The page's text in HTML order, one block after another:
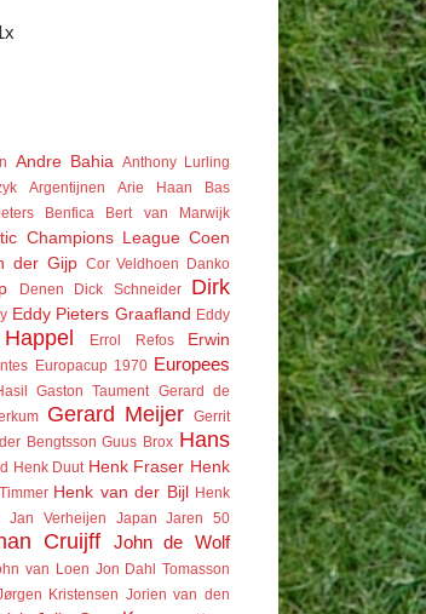
Andre Bahia Anthony Lurling
Argentijnen Arie Haan
Bas
Benfica Bert van Marwijk
Champions League Coen
der Gijp Cor Veldhoen Danko
Denen Dick Schneider
Dirk
Eddy Pieters Graafland Eddy
Errol Refos
Erwin
Europacup 1970 Europees
Gaston Taument Gerard de
Gerard Meijer Gerrit
Bengtsson Guus Brox Hans
Henk Duut Henk Fraser Henk
Henk van der Bijl Henk
Jan Verheijen Japan Jaren 50
Cruijff John de Wolf
van Loen Jon Dahl Tomasson
Kristensen Jorien van den